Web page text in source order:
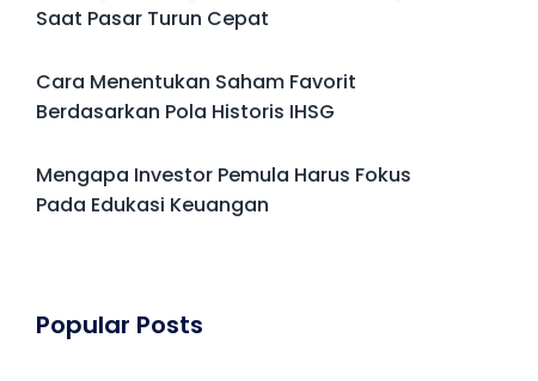
Saat Pasar Turun Cepat
Cara Menentukan Saham Favorit
Berdasarkan Pola Historis IHSG
Mengapa Investor Pemula Harus Fokus
Pada Edukasi Keuangan
Popular Posts